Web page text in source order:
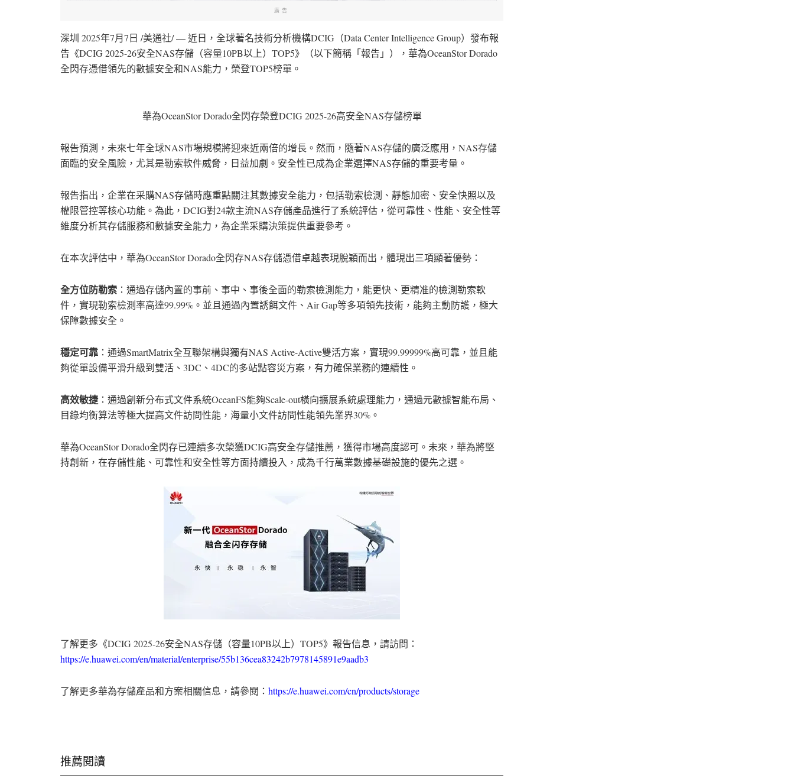
廣告
深圳 2025年7月7日 /美通社/ — 近日，全球著名技術分析機構DCIG（Data Center Intelligence Group）發布報
告《DCIG 2025-26安全NAS存儲（容量10PB以上）TOP5》（以下簡稱「報告」），華為OceanStor Dorado
全閃存憑借領先的數據安全和NAS能力，榮登TOP5榜單。
華為OceanStor Dorado全閃存榮登DCIG 2025-26高安全NAS存儲榜單
報告預測，未來七年全球NAS市場規模將迎來近兩倍的增長。然而，隨著NAS存儲的廣泛應用，NAS存儲
面臨的安全風險，尤其是勒索軟件威脅，日益加劇。安全性已成為企業選擇NAS存儲的重要考量。
報告指出，企業在采購NAS存儲時應重點關注其數據安全能力，包括勒索檢測、靜態加密、安全快照以及
權限管控等核心功能。為此，DCIG對24款主流NAS存儲產品進行了系統評估，從可靠性、性能、安全性等
維度分析其存儲服務和數據安全能力，為企業采購決策提供重要參考。
在本次評估中，華為OceanStor Dorado全閃存NAS存儲憑借卓越表現脫穎而出，體現出三項顯著優勢：
全方位防勒索 ：通過存儲內置的事前、事中、事後全面的勒索檢測能力，能更快、更精准的檢測勒索軟
件，實現勒索檢測率高達99.99%。並且通過內置誘餌文件、Air Gap等多項領先技術，能夠主動防護，極大
保障數據安全。
穩定可靠 ：通過SmartMatrix全互聯架構與獨有NAS Active-Active雙活方案，實現99.99999%高可靠，並且能
夠從單設備平滑升級到雙活、3DC、4DC的多站點容災方案，有力確保業務的連續性。
高效敏捷：通過創新分布式文件系統OceanFS能夠Scale-out橫向擴展系統處理能力，通過元數據智能布局、
目錄均衡算法等極大提高文件訪問性能，海量小文件訪問性能領先業界30%。
華為OceanStor Dorado全閃存已連續多次榮獲DCIG高安全存儲推薦，獲得市場高度認可。未來，華為將堅
持創新，在存儲性能、可靠性和安全性等方面持續投入，成為千行萬業數據基礎設施的優先之選。
了解更多《DCIG 2025-26安全NAS存儲（容量10PB以上）TOP5》報告信息，請訪問：
https://e.huawei.com/en/material/enterprise/55b136cea83242b7978145891e9aadb3
了解更多華為存儲產品和方案相關信息，請參閱： https://e.huawei.com/cn/products/storage
推薦閱讀